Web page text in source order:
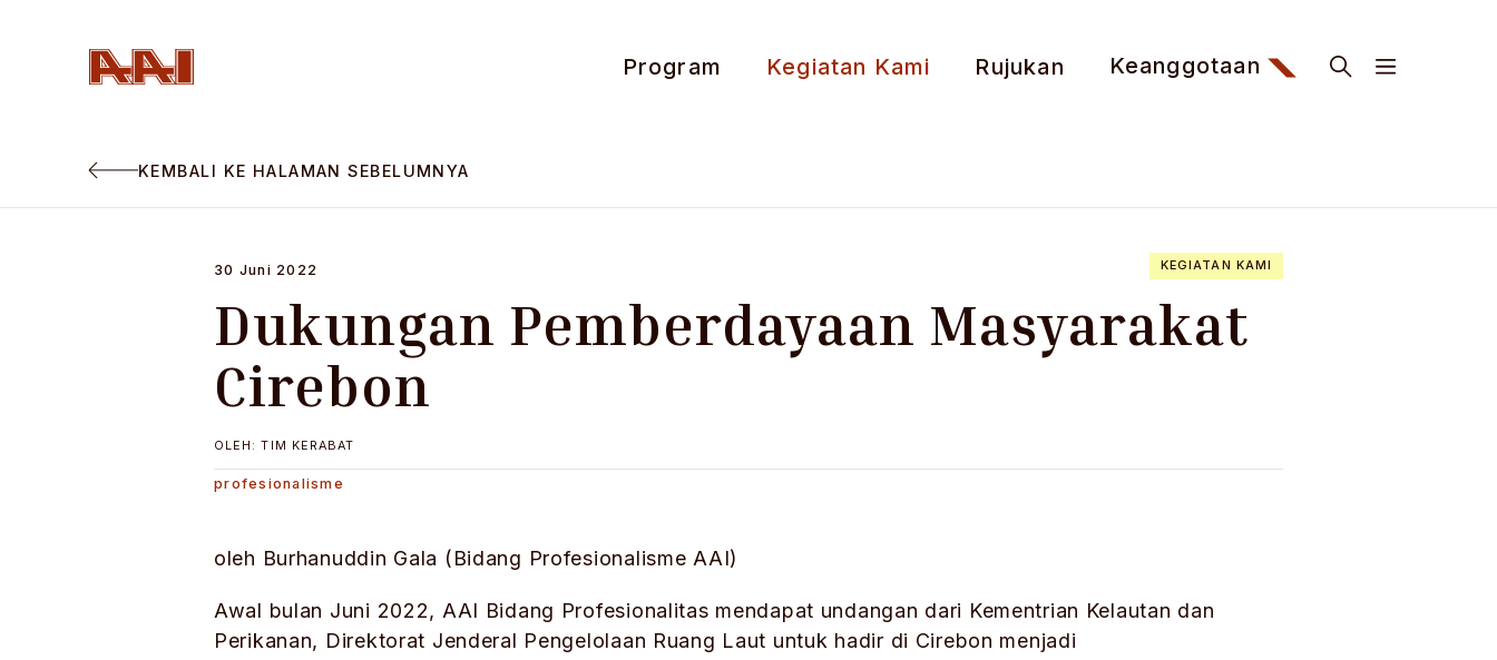
Program Kegiatan Kami Rujukan Keanggotaan
KEMBALI KE HALAMAN SEBELUMNYA
30 Juni 2022 KEGIATAN KAMI
Dukungan Pemberdayaan Masyarakat
Cirebon
OLEH: TIM KERABAT
profesionalisme
oleh Burhanuddin Gala (Bidang Profesionalisme AAI)
Awal bulan Juni 2022, AAI Bidang Profesionalitas mendapat undangan dari Kementrian Kelautan dan
Perikanan, Direktorat Jenderal Pengelolaan Ruang Laut untuk hadir di Cirebon menjadi